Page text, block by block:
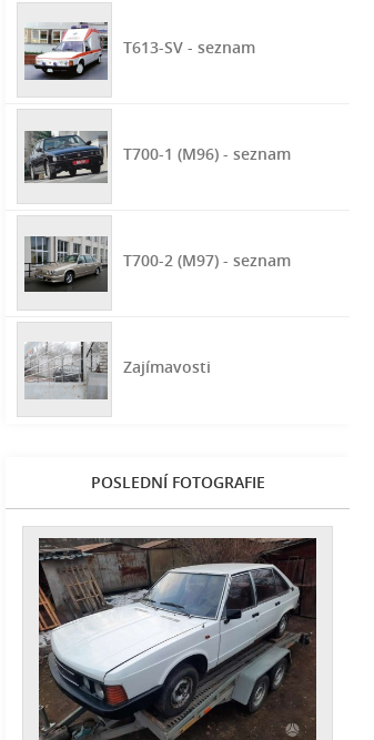
T613-SV - seznam
T700-1 (M96) - seznam
T700-2 (M97) - seznam
Zajímavosti
POSLEDNÍ FOTOGRAFIE